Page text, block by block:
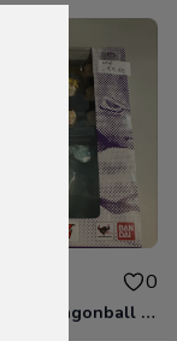
0
boite figurine dragonball z shfiguarts neuve scelle